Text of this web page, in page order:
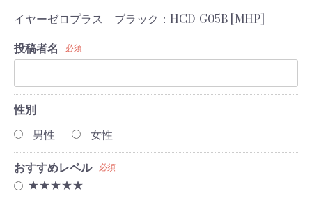
イヤーゼロプラス ブラック：HCD-G05B [MHP]
投稿者名
必須
性別
男性
女性
おすすめレベル 必須
★★★★★